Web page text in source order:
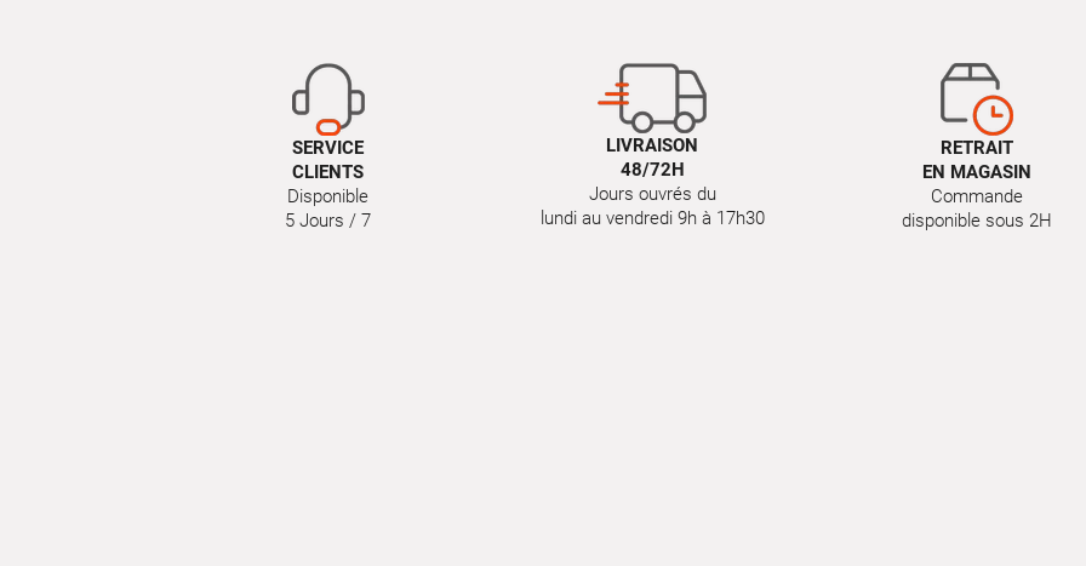
SERVICE
CLIENTS
Disponible
5 Jours / 7
LIVRAISON
48/72H
Jours ouvrés du
lundi au vendredi 9h à 17h30
RETRAIT
EN MAGASIN
Commande
disponible sous 2H